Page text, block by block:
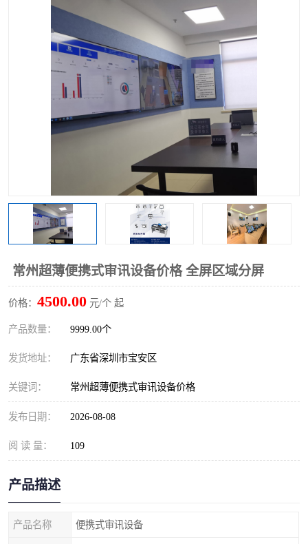
常州超薄便携式审讯设备价格 全屏区域分屏
价格： 4500.00 元/个 起
产品数量： 9999.00个
发货地址： 广东省深圳市宝安区
关键词： 常州超薄便携式审讯设备价格
发布日期： 2026-08-08
阅 读 量： 109
产品描述
产品名称 便携式审讯设备